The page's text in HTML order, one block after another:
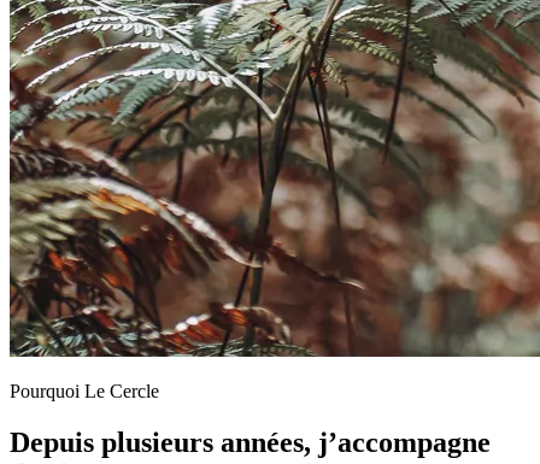
Pourquoi Le Cercle
Depuis plusieurs années, j’accompagne